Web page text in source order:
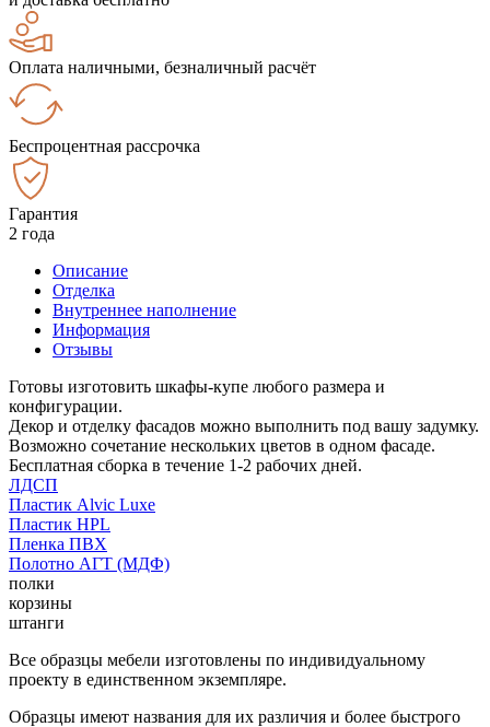
Оплата наличными, безналичный расчёт
Беспроцентная рассрочка
Гарантия
2 года
Описание
Отделка
Внутреннее наполнение
Информация
Отзывы
Готовы изготовить шкафы-купе любого размера и
конфигурации.
Декор и отделку фасадов можно выполнить под вашу задумку.
Возможно сочетание нескольких цветов в одном фасаде.
Бесплатная сборка в течение 1-2 рабочих дней.
ЛДСП
Пластик Alvic Luxe
Пластик HPL
Пленка ПВХ
Полотно АГТ (МДФ)
полки
корзины
штанги
Все образцы мебели изготовлены по индивидуальному
проекту в единственном экземпляре.
Образцы имеют названия для их различия и более быстрого